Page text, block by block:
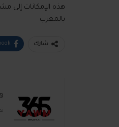
هذه الإمكانات إلى
بالمغرب
شارك